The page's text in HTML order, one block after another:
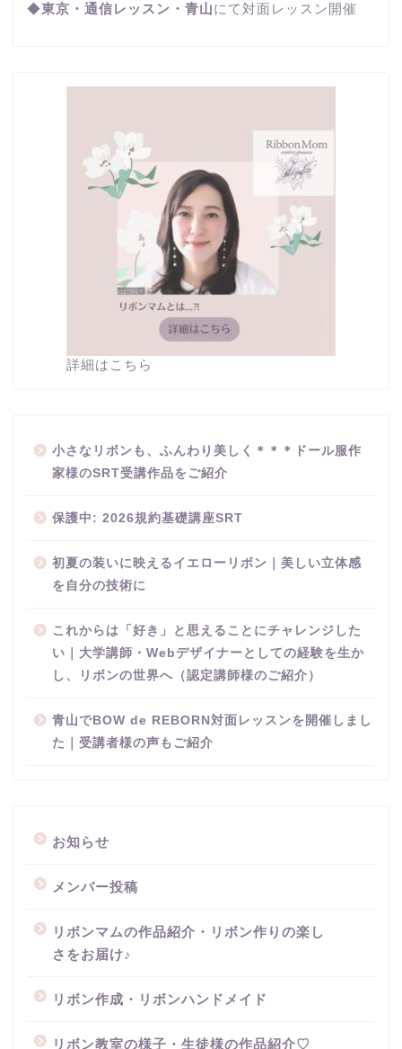
◆東京・通信レッスン・青山にて対面レッスン開催
詳細はこちら
小さなリボンも、ふんわり美しく＊＊＊ドール服作
家様のSRT受講作品をご紹介
保護中: 2026規約基礎講座SRT
初夏の装いに映えるイエローリボン｜美しい立体感
を自分の技術に
これからは「好き」と思えることにチャレンジした
い｜大学講師・Webデザイナーとしての経験を生か
し、リボンの世界へ（認定講師様のご紹介）
青山でBOW de REBORN対面レッスンを開催しまし
た｜受講者様の声もご紹介
お知らせ
メンバー投稿
リボンマムの作品紹介・リボン作りの楽し
さをお届け♪
リボン作成・リボンハンドメイド
リボン教室の様子・生徒様の作品紹介♡